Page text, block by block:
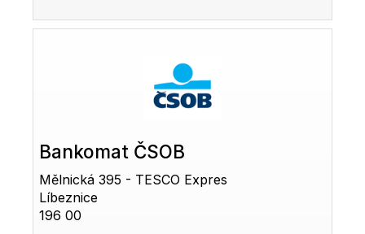
Bankomat ČSOB
Mělnická 395 - TESCO Expres
Líbeznice
196 00